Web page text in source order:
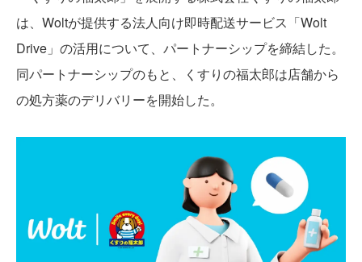
は、Woltが提供する法人向け即時配送サービス「Wolt
Drive」の活用について、パートナーシップを締結した。
同パートナーシップのもと、くすりの福太郎は店舗から
の処方薬のデリバリーを開始した。